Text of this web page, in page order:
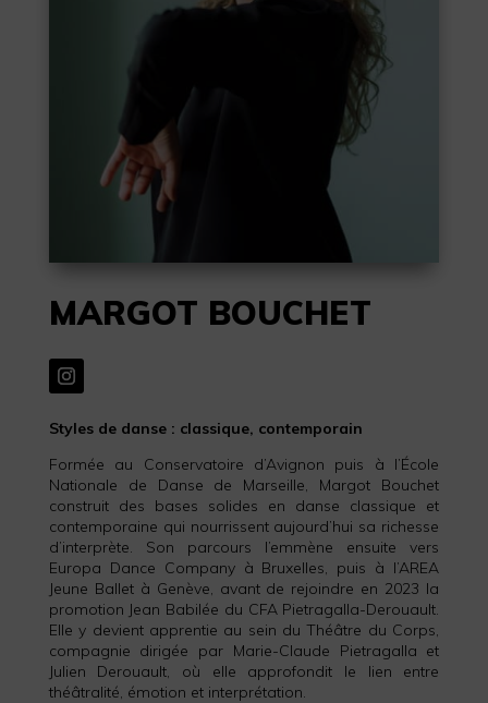
MARGOT BOUCHET
Styles de danse : classique, contemporain
Formée au Conservatoire d’Avignon puis à l’École
Nationale de Danse de Marseille, Margot Bouchet
construit des bases solides en danse classique et
contemporaine qui nourrissent aujourd’hui sa richesse
d’interprète. Son parcours l’emmène ensuite vers
Europa Dance Company à Bruxelles, puis à l’AREA
Jeune Ballet à Genève, avant de rejoindre en 2023 la
promotion Jean Babilée du CFA Pietragalla-Derouault.
Elle y devient apprentie au sein du Théâtre du Corps,
compagnie dirigée par Marie-Claude Pietragalla et
Julien Derouault, où elle approfondit le lien entre
théâtralité, émotion et interprétation.